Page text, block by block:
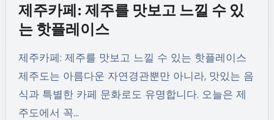
제주카페: 제주를 맛보고 느낄 수 있
는 핫플레이스
제주카페: 제주를 맛보고 느낄 수 있는 핫플레이스
제주도는 아름다운 자연경관뿐만 아니라, 맛있는 음
식과 특별한 카페 문화로도 유명합니다. 오늘은 제
주도에서 꼭…